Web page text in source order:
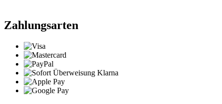
Zahlungsarten